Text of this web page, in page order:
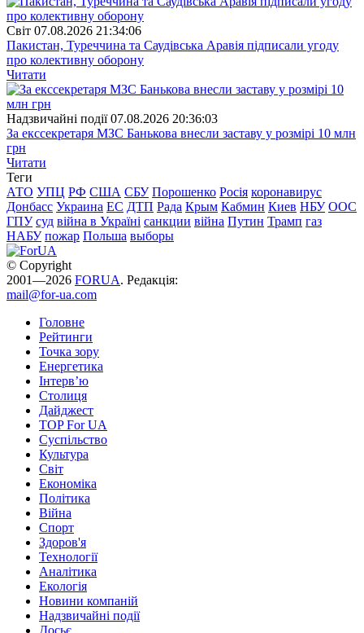
Свiт 07.08.2026 21:34:06
Пакистан, Туреччина та Саудівська Аравія підписали угоду
про колективну оборону
Читати
Надзвичайні події 07.08.2026 20:36:03
За екссекретаря МЗС Банькова внесли заставу у розмірі 10 млн
грн
Читати
Теги
АТО УПЦ РФ США СБУ Порошенко Росія коронавирус
Донбасс Украина ЕС ДТП Рада Крым Кабмин Киев НБУ ООС
ГПУ суд війна в Україні санкции війна Путин Трамп газ
НАБУ пожар Польша выборы
© Copyright
2001—2026 FORUA. Редакція:
mail@for-ua.com
Головне
Рейтинги
Точка зору
Енергетика
Інтерв’ю
Столиця
Дайджест
TOP For UA
Суспiльство
Культура
Світ
Економіка
Політика
Війна
Спорт
Здоров'я
Технології
Аналітика
Екологія
Новини компаній
Надзвичайні події
Досьє